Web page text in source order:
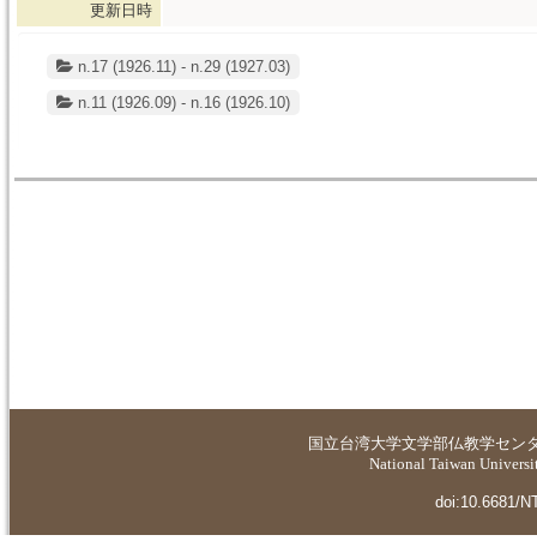
更新日時
n.17 (1926.11) - n.29 (1927.03)
n.11 (1926.09) - n.16 (1926.10)
国立台湾大学文学部仏教学セン
National Taiwan
doi:10.6681/